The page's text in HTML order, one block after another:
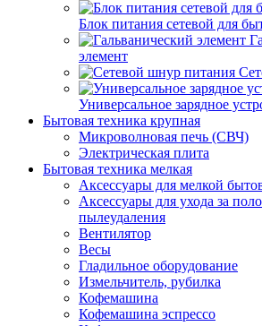
Блок питания сетевой для
элемент
Универсальное зарядное
Бытовая техника крупная
Микроволновая печь (СВЧ)
Электрическая плита
Бытовая техника мелкая
Аксессуары для мелкой
Аксессуары для ухода за
пылеудаления
Вентилятор
Весы
Гладильное оборудование
Измельчитель, рубилка
Кофемашина
Кофемашина эспрессо